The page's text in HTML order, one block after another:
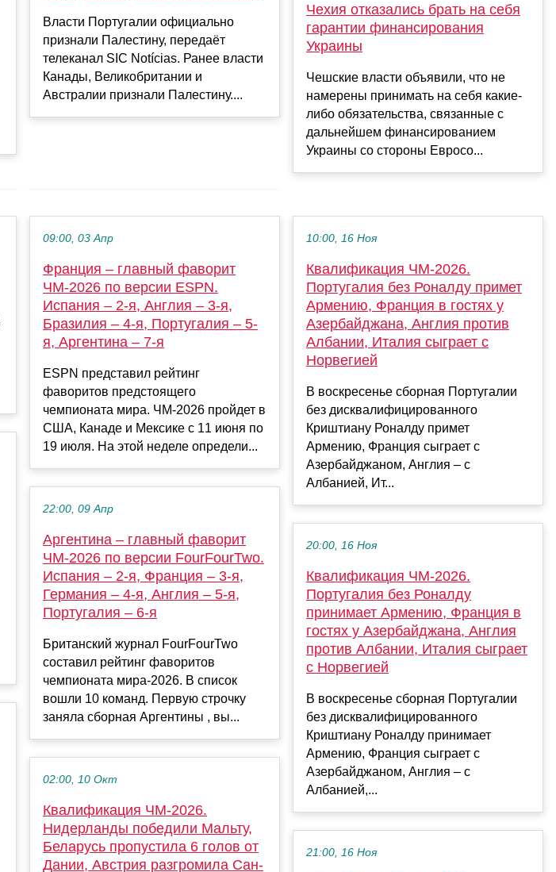
Власти Португалии официально
признали Палестину, передаёт
телеканал SIC Notícias. Ранее власти
Канады, Великобритании и
Австралии признали Палестину....
Чехия отказались брать на себя
гарантии финансирования
Украины
Чешские власти объявили, что не
намерены принимать на себя какие-
либо обязательства, связанные с
дальнейшем финансированием
Украины со стороны Евросо...
09:00, 03 Апр
Франция – главный фаворит
ЧМ-2026 по версии ESPN.
Испания – 2-я, Англия – 3-я,
Бразилия – 4-я, Португалия – 5-
я, Аргентина – 7-я
ESPN представил рейтинг
фаворитов предстоящего
чемпионата мира. ЧМ-2026 пройдет в
США, Канаде и Мексике с 11 июня по
19 июля. На этой неделе определи...
22:00, 09 Апр
Аргентина – главный фаворит
ЧМ-2026 по версии FourFourTwo.
Испания – 2-я, Франция – 3-я,
Германия – 4-я, Англия – 5-я,
Португалия – 6-я
Британский журнал FourFourTwo
составил рейтинг фаворитов
чемпионата мира-2026. В список
вошли 10 команд. Первую строчку
заняла сборная Аргентины , вы...
02:00, 10 Окт
Квалификация ЧМ-2026.
Нидерланды победили Мальту,
Беларусь пропустила 6 голов от
Дании, Австрия разгромила Сан-
10:00, 16 Ноя
Квалификация ЧМ-2026.
Португалия без Роналду примет
Армению, Франция в гостях у
Азербайджана, Англия против
Албании, Италия сыграет с
Норвегией
В воскресенье сборная Португалии
без дисквалифицированного
Криштиану Роналду примет
Армению, Франция сыграет с
Азербайджаном, Англия – с
Албанией, Ит...
20:00, 16 Ноя
Квалификация ЧМ-2026.
Португалия без Роналду
принимает Армению, Франция в
гостях у Азербайджана, Англия
против Албании, Италия сыграет
с Норвегией
В воскресенье сборная Португалии
без дисквалифицированного
Криштиану Роналду принимает
Армению, Франция сыграет с
Азербайджаном, Англия – с
Албанией,...
21:00, 16 Ноя